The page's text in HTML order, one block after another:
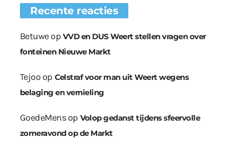
Recente reacties
Betuweop VVD en DUS Weert stellen vragen over
fonteinen Nieuwe Markt
Tejoo op Celstraf voor man uit Weert wegens
belaging en vernieling
GoedeMensop Volop gedanst tijdens sfeervolle
zomeravond op de Markt